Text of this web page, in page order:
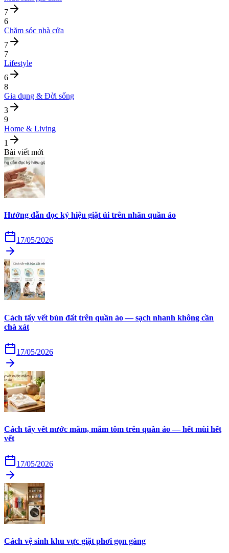
7
6
Chăm sóc nhà cửa
7
7
Lifestyle
6
8
Gia dụng & Đời sống
3
9
Home & Living
1
Bài viết mới
Hướng dẫn đọc ký hiệu giặt ủi trên nhãn quần áo
17/05/2026
Cách tẩy vết bùn đất trên quần áo — sạch nhanh không cần
chà xát
17/05/2026
Cách tẩy vết nước mắm, mắm tôm trên quần áo — hết mùi hết
vết
17/05/2026
Cách vệ sinh khu vực giặt phơi gọn gàng